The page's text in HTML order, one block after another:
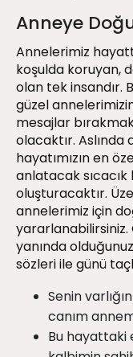
Anneye
Annelerimiz
koşulda koruyan,
olan tek insandır.
güzel
mesajlar
olacaktır.
hayatımızın en
anlatacak sıcacık
oluşturacaktır.
annelerimiz için
yararlanabilirsiniz.
yanında
sözleri ile günü
Senin
canım
Bu hayattaki